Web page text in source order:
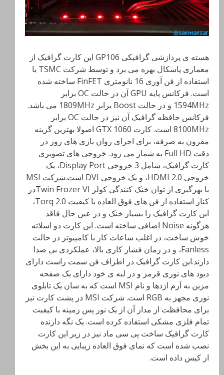
هسته ی پردازشی گرافیکی GP106 این کارت گرافیک از
معماری پاسکال بهره می برد و توسط شرکت TSMC با
استفاده از فن آوری 16 نانومتری FinFET ساخته شده
است. فرکانس پایه GPU آن در حالت OC برابر
1594MHz و در حالت Boost برابر 1809MHz می باشد.
فرکانس حافظه گرافیک آن نیز در حالت OC برابر
8100MHz است. کارت GTX 1060 اصولا بهترین گزینه
مقرون به صرفه، برای اجرای روان بازی های روز در
دقت Full HD به شمار می رود. خروجی های تصویری
کارت گرافیک، شامل 3 خروجی Display Port، یک
خروجی HDMI 2.0، و یک خروجی DVI است.شرکت MSI
با بهرگیری از توان خنک کنندگی کولر Twin Frozer VIدر
کنار استفاده از فن های فوق العاده با کیفیت Torq 2.0،
این کارت گرافیک را بسیار خنک و در عین حال فاقد
هرگونه Noise اضافی ساخته است. این کارت دو اسلاته
خوش ساخت، در اغلب ساعات کار با کامپیوتر در حالت
Fanless، و در زمان فشار کاری بالا، عملکردی بی صدا
دارند.این کارت گرافیک در اطراف فن سمت راست دارای
دیود های نوری قرمز و در لبه ی خود دارای یک صفحه
مزین به آرم اژدها و نام MSI است که به سان یک تابلوی
نوری مجهز به RGB است. شرکت MSI در پشت کارت نیز
برای محافظت از مدار آن از یک نور پس زمینه با کیفیت
تمام فلزی مشکی استفاده کرده است. یک نگه دارنده
کارت گرافیک ساخت پی سی ماد نیز در زیر این کارت
نصب شده است که نمای فوق العاده زیبایی به این بخش
از کیس داده است.